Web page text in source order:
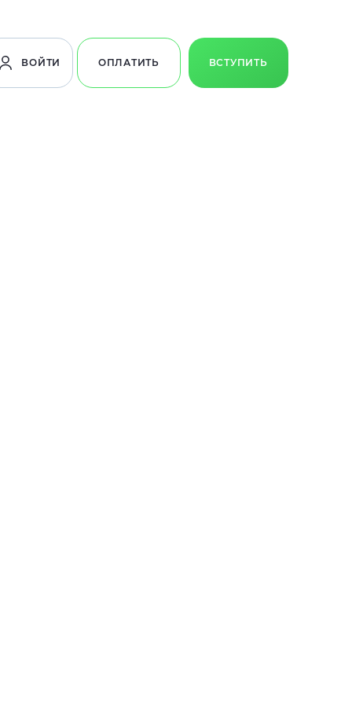
ВОЙТИ ОПЛАТИТЬ ВСТУПИТЬ